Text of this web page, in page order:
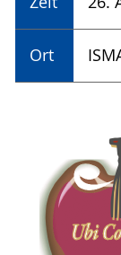
Ort